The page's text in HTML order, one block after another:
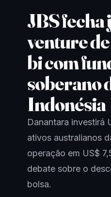
JBS fecha
venture
bi com
soberano
Indonésia
Danantara investirá
ativos australianos
operação em US$
debate sobre o
bolsa.